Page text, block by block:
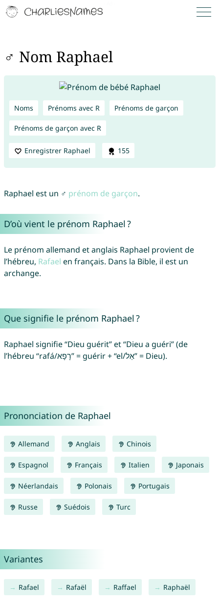
♂ Nom Raphael
Noms Prénoms avec R Prénoms de garçon
Prénoms de garçon avec R
Enregistrer Raphael 155
Raphael est un ♂ prénom de garçon.
D’où vient le prénom Raphael ?
Le prénom allemand et anglais Raphael provient de
l’hébreu, Rafael en français. Dans la Bible, il est un
archange.
Que signifie le prénom Raphael ?
Raphael signifie “Dieu guérit” et “Dieu a guéri” (de
l’hébreu “rafá/רָפָא” = guérir + “el/אֵל” = Dieu).
Prononciation de Raphael
Allemand Anglais Chinois
Espagnol Français Italien Japonais
Néerlandais Polonais Portugais
Russe Suédois Turc
Variantes
Rafael Rafaël Raffael Raphaël